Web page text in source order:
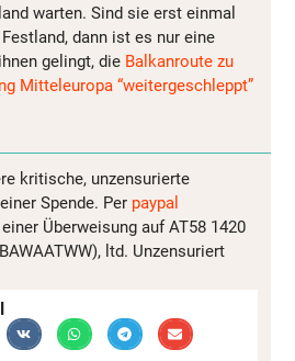
warten. Sind sie erst einmal
dann ist es nur eine
gelingt, die Balkanroute zu
Mitteleuropa “weitergeschleppt”
kritische, unzensurierte
Spende. Per paypal
Überweisung auf AT58 1420
ltd. Unzensuriert